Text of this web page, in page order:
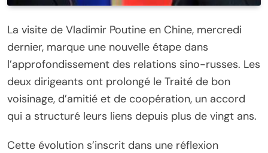
La visite de Vladimir Poutine en Chine, mercredi
dernier, marque une nouvelle étape dans
l’approfondissement des relations sino-russes. Les
deux dirigeants ont prolongé le Traité de bon
voisinage, d’amitié et de coopération, un accord
qui a structuré leurs liens depuis plus de vingt ans.
Cette évolution s’inscrit dans une réflexion